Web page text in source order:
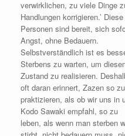
verwirklichen, zu viele Dinge
Handlungen korrigieren.’ Diese
Personen sind bereit, sich
Angst, ohne Bedauern.
Selbstverständlich ist es
Sterbens zu warten, um
Zustand zu realisieren.
oft daran erinnert, Zazen so zu
praktizieren, als ob wir uns in
Kodo Sawaki empfahl, so zu
leben, als wenn man sterben